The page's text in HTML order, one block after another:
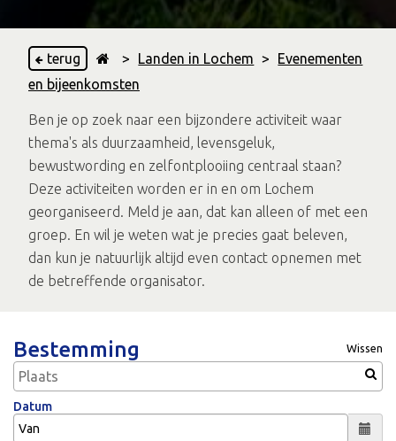
terug > Landen in Lochem >
Evenementen
en bijeenkomsten
Ben je op zoek naar een bijzondere activiteit waar
thema's als duurzaamheid, levensgeluk,
bewustwording en zelfontplooiing centraal staan?
Deze activiteiten worden er in en om Lochem
georganiseerd. Meld je aan, dat kan alleen of met een
groep. En wil je weten wat je precies gaat beleven,
dan kun je natuurlijk altijd even contact opnemen met
de betreffende organisator.
Bestemming Wissen
Datum